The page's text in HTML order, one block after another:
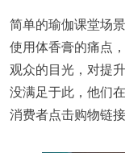
简单的瑜伽课堂场
使用体香膏的痛点
观众的目光，对提
没满足于此，他们
消费者点击购物链